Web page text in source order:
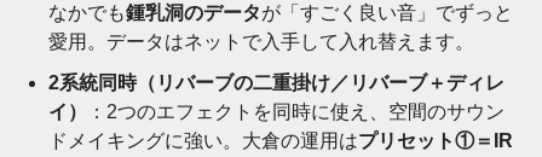
なかでも鍾乳洞のデータが「すごく良い音」でずっと
愛用。データはネットで入手して入れ替えます。
2系統同時（リバーブの二重掛け／リバーブ＋ディレ
イ）
：2つのエフェクトを同時に使え、空間のサウン
ドメイキングに強い。大倉の運用はプリセット①＝IR